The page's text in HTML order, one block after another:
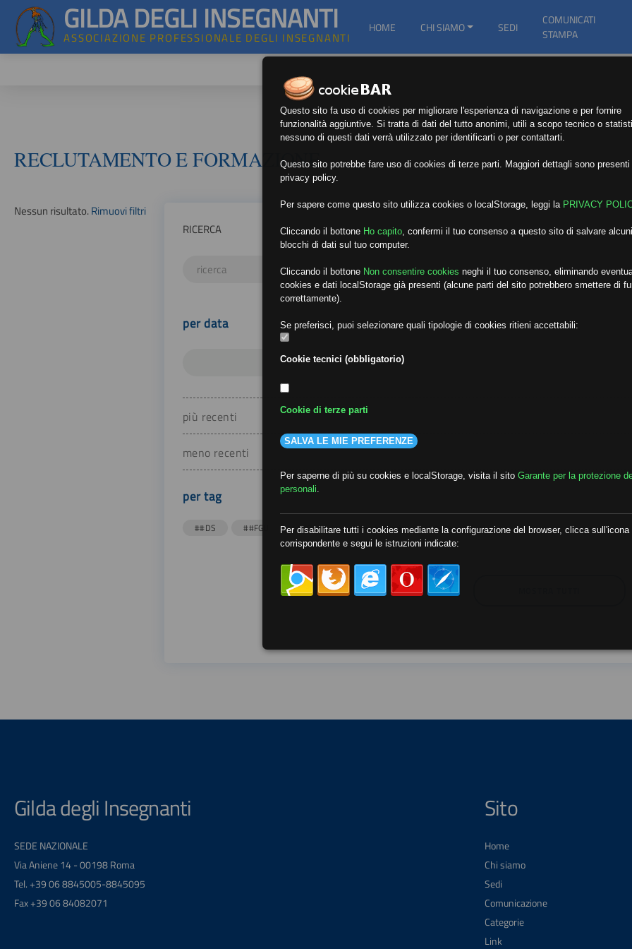
GILDA DEGLI INSEGNANTI
ASSOCIAZIONE PROFESSIONALE DEGLI INSEGNANTI
HOME CHI SIAMO SEDI
COMUNICATI
STAMPA
RECLUTAMENTO E FORMAZIONE
Nessun risultato.Rimuovi filtri
RICERCA
per data
più recenti
meno recenti
per tag
##DS ##FGU ##Gilda ##audoizioni ##autonomia
Gilda degli Insegnanti
SEDE NAZIONALE
Via Aniene 14 - 00198 Roma
Tel. +39 06 8845005-8845095
Fax +39 06 84082071
Sito
Home
Chi siamo
Sedi
Comunicazione
Categorie
Link
Questo sito fa uso di cookies per migliorare l'esperienza di navigazione e per fornire
funzionalità aggiuntive. Si tratta di dati del tutto anonimi, utili a scopo tecnico o
nessuno di questi dati verrà utilizzato per identificarti o per contattarti.
Questo sito potrebbe fare uso di cookies di terze parti. Maggiori dettagli sono
privacy policy.
Per sapere come questo sito utilizza cookies o localStorage, leggi la PRIVACY
Cliccando il bottone Ho capito confermi il tuo consenso a questo sito di salvare
blocchi di dati sul tuo computer.
Cliccando il bottone Non consentire cookies neghi il tuo consenso, eliminando
cookies e dati localStorage già presenti (alcune parti del sito potrebbero smettere di
correttamente).
Se preferisci, puoi selezionare quali tipologie di cookies ritieni accettabili:
Cookie tecnici (obbligatorio)
Cookie di terze parti
SALVA LE MIE PREFERENZE
Per saperne di più su cookies e localStorage, visita il sito Garante per la protezione
personali
Per disabilitare tutti i cookies mediante la configurazione del browser, clicca sull'icona
corrispondente e segui le istruzioni indicate: